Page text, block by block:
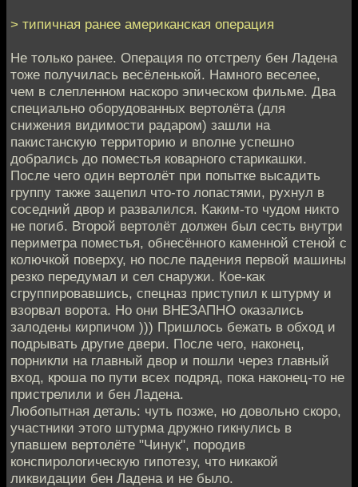
> типичная ранее американская операция
Не только ранее. Операция по отстрелу бен Ладена
тоже получилась весёленькой. Намного веселее,
чем в слепленном наскоро эпическом фильме. Два
специально оборудованных вертолёта (для
снижения видимости радаром) зашли на
пакистанскую территорию и вполне успешно
добрались до поместья коварного старикашки.
После чего один вертолёт при попытке высадить
группу также зацепил что-то лопастями, рухнул в
соседний двор и развалился. Каким-то чудом никто
не погиб. Второй вертолёт должен был сесть внутри
периметра поместья, обнесённого каменной стеной с
колючкой поверху, но после падения первой машины
резко передумал и сел снаружи. Кое-как
сгруппировавшись, спецназ приступил к штурму и
взорвал ворота. Но они ВНЕЗАПНО оказались
залодены кирпичом ))) Пришлось бежать в обход и
подрывать другие двери. После чего, наконец,
порникли на главный двор и пошли через главный
вход, кроша по пути всех подряд, пока наконец-то не
пристрелили и бен Ладена.
Любопытная деталь: чуть позже, но довольно скоро,
участники этого штурма дружно гикнулись в
упавшем вертолёте "Чинук", породив
конспирологическую гипотезу, что никакой
ликвидации бен Ладена и не было.